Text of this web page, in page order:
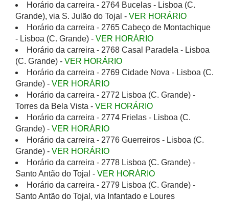
Horário da carreira - 2764 Bucelas - Lisboa (C.
Grande), via S. Julão do Tojal - VER HORÁRIO
Horário da carreira - 2765 Cabeço de Montachique
- Lisboa (C. Grande) - VER HORÁRIO
Horário da carreira - 2768 Casal Paradela - Lisboa
(C. Grande) - VER HORÁRIO
Horário da carreira - 2769 Cidade Nova - Lisboa (C.
Grande) - VER HORÁRIO
Horário da carreira - 2772 Lisboa (C. Grande) -
Torres da Bela Vista - VER HORÁRIO
Horário da carreira - 2774 Frielas - Lisboa (C.
Grande) - VER HORÁRIO
Horário da carreira - 2776 Guerreiros - Lisboa (C.
Grande) - VER HORÁRIO
Horário da carreira - 2778 Lisboa (C. Grande) -
Santo Antão do Tojal - VER HORÁRIO
Horário da carreira - 2779 Lisboa (C. Grande) -
Santo Antão do Tojal, via Infantado e Loures